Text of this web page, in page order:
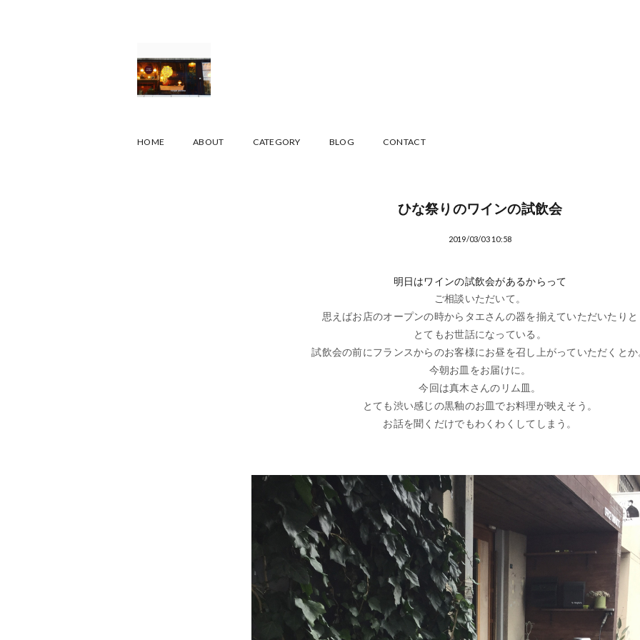
HOME ABOUT CATEGORY BLOG CONTACT
ひな祭りのワインの試飲会
2019/03/03 10:58
明日はワインの試飲会があるからって
ご相談いただいて。
思えばお店のオープンの時からタエさんの器を揃えていただいたりと
とてもお世話になっている。
試飲会の前にフランスからのお客様にお昼を召し上がっていただくと
今朝お皿をお届けに。
今回は真木さんのリム皿。
とても渋い感じの黒釉のお皿でお料理が映えそう。
お話を聞くだけでもわくわくしてしまう。